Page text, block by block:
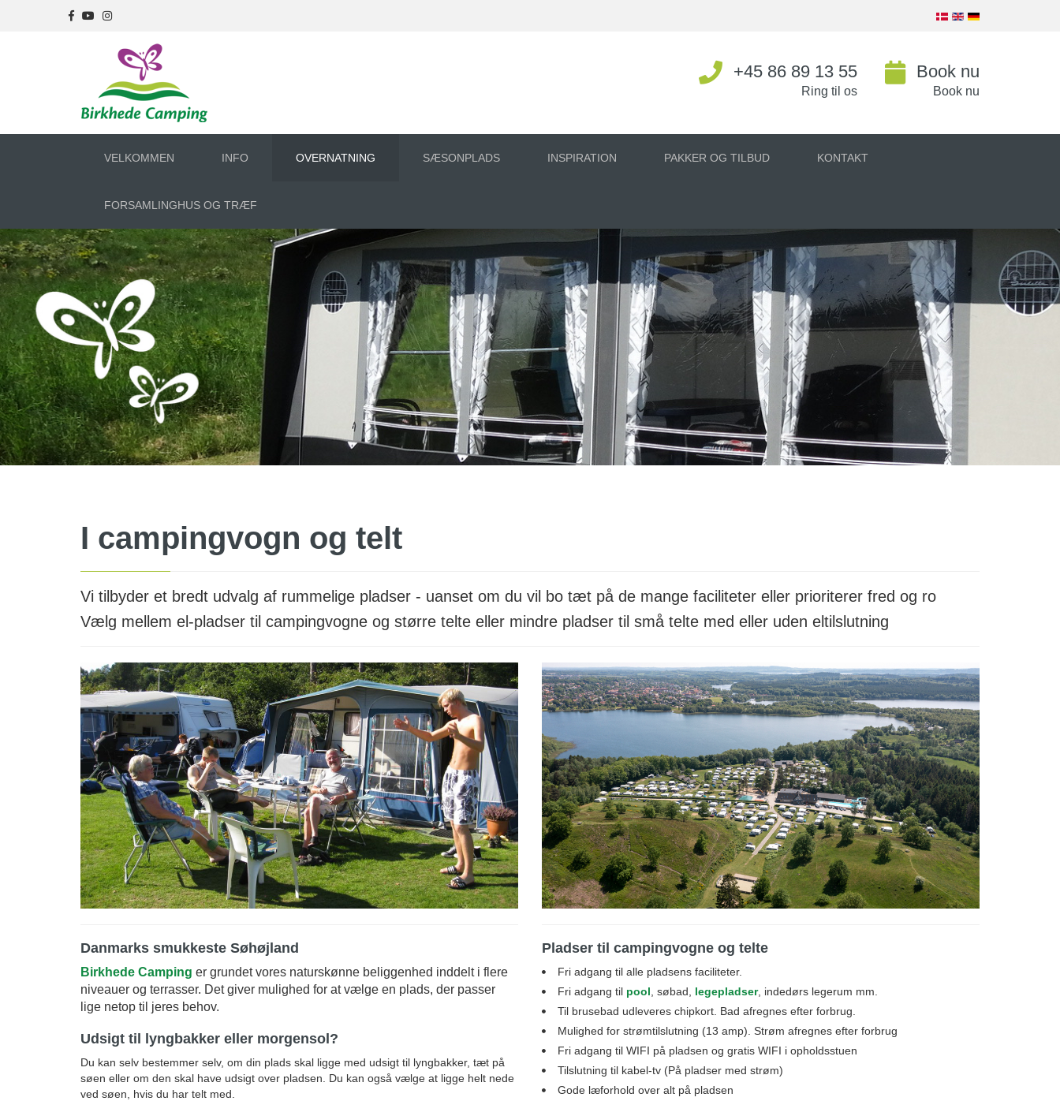
+45 86 89 13 55
Ring til os
Book nu
Book nu
VELKOMMEN INFO OVERNATNING SÆSONPLADS INSPIRATION PAKKER OG TILBUD KONTAKT
FORSAMLINGHUS OG TRÆF
I campingvogn og telt
Vi tilbyder et bredt udvalg af rummelige pladser - uanset om du vil bo tæt på de mange faciliteter eller prioriterer fred og ro
Vælg mellem el-pladser til campingvogne og større telte eller mindre pladser til små telte med eller uden eltilslutning
Danmarks smukkeste Søhøjland
Birkhede Camping er grundet vores naturskønne beliggenhed inddelt i flere
niveauer og terrasser. Det giver mulighed for at vælge en plads, der passer
lige netop til jeres behov.
Udsigt til lyngbakker eller morgensol?
Du kan selv bestemmer selv, om din plads skal ligge med udsigt til lyngbakker, tæt på
søen eller om den skal have udsigt over pladsen. Du kan også vælge at ligge helt nede
ved søen, hvis du har telt med.
Pladser til campingvogne og telte
Fri adgang til alle pladsens faciliteter.
Fri adgang til pool , søbad, legepladser, indedørs legerum mm.
Til brusebad udleveres chipkort. Bad afregnes efter forbrug.
Mulighed for strømtilslutning (13 amp). Strøm afregnes efter forbrug
Fri adgang til WIFI på pladsen og gratis WIFI i opholdsstuen
Tilslutning til kabel-tv (På pladser med strøm)
Gode læforhold over alt på pladsen